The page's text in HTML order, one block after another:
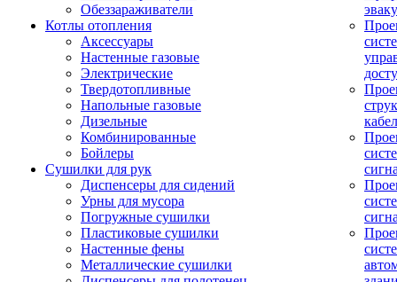
Обеззараживатели
Котлы отопления
Аксессуары
Настенные газовые
Электрические
Твердотопливные
Напольные газовые
Дизельные
Комбинированные
Бойлеры
Сушилки для рук
Диспенсеры для сидений
Урны для мусора
Погружные сушилки
Пластиковые сушилки
Настенные фены
Металлические сушилки